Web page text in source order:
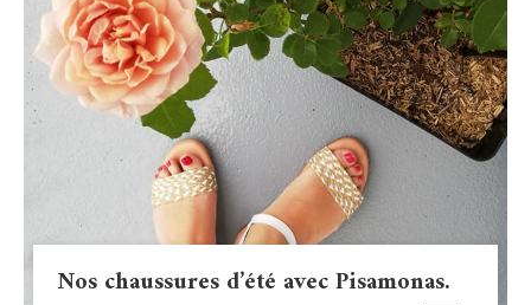
Nos chaussures d’été avec Pisamonas.